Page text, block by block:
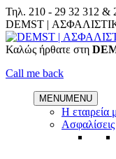
Skip
to
content
Τηλ. 210 - 29 32 312 &
Facebook
Linkedin
DEMST |
Καλώς ήρθατε στη
Call me back
MENUMENU
Η εταιρεία
Ασφαλίσεις